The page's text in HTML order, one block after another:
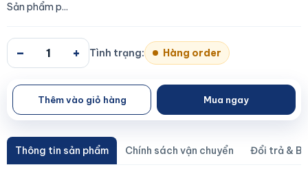
Sản phẩm p...
– + Tình trạng: Hàng order
Thêm vào giỏ hàng Mua ngay
Thông tin sản phẩm Chính sách vận chuyển Đổi trả &